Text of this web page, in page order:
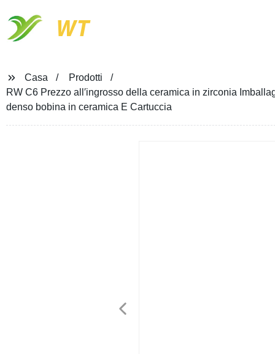
WT
Casa
Prodotti
RW C6 Prezzo all′ingrosso della ceramica in zirconia
denso bobina in ceramica E Cartuccia